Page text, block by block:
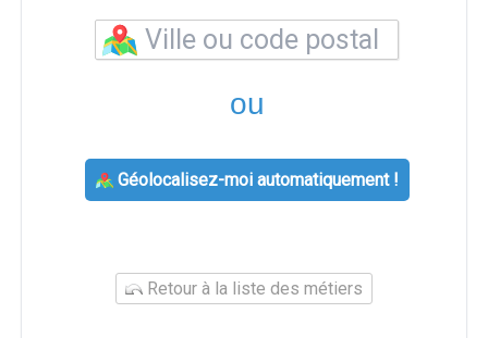
ou
Géolocalisez-moi automatiquement !
Retour à la liste des métiers